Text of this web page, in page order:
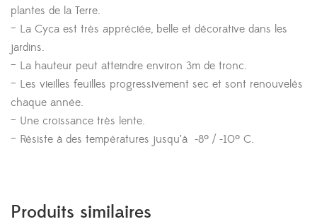
plantes de la Terre.
– La Cyca est très appréciée, belle et décorative dans les
jardins.
– La hauteur peut atteindre environ 3m de tronc.
– Les vieilles feuilles progressivement sec et sont renouvelés
chaque année.
– Une croissance très lente.
– Résiste à des températures jusqu’à -8º / -10º C.
Produits similaires